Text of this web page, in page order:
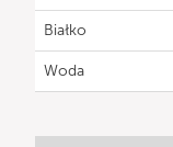
Białko
Woda